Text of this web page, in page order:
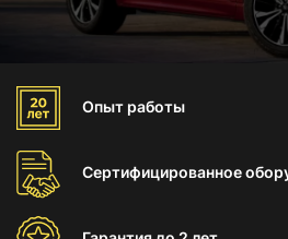
Опыт работы
Сертифицированное